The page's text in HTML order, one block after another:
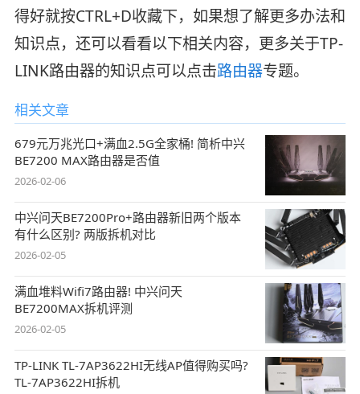
得好就按CTRL+D收藏下，如果想了解更多办法和
知识点，还可以看看以下相关内容，更多关于TP-
LINK路由器的知识点可以点击路由器专题。
相关文章
679元万兆光口+满血2.5G全家桶! 简析中兴
BE7200 MAX路由器是否值
2026-02-06
中兴问天BE7200Pro+路由器新旧两个版本
有什么区别? 两版拆机对比
2026-02-05
满血堆料Wifi7路由器! 中兴问天
BE7200MAX拆机评测
2026-02-05
TP-LINK TL-7AP3622HI无线AP值得购买吗?
TL-7AP3622HI拆机